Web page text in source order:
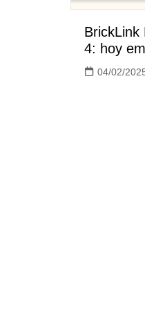
BrickLink
4: hoy
04/02/